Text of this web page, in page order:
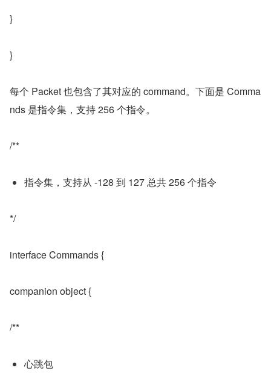
}
}
每个 Packet 也包含了其对应的 command。下面是 Comma
nds 是指令集，支持 256 个指令。
/**
指令集，支持从 -128 到 127 总共 256 个指令
*/
interface Commands {
companion object {
/**
心跳包